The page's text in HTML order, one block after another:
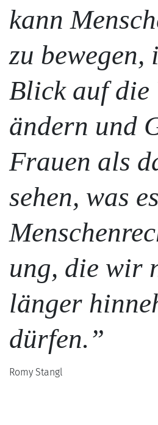
kann
zu bewegen,
Blick auf die
ändern und
Frauen als
sehen, was
ung, die wir
länger
dürfen.”
Romy Stangl